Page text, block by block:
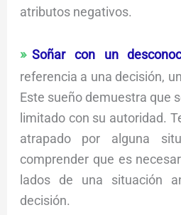
atributos negativos.
Soñar con un
referencia a una decisión,
Este sueño demuestra que
limitado con su autoridad.
atrapado por alguna
comprender que es
lados de una situación
decisión.